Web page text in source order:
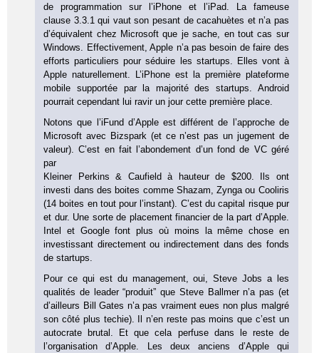
de programmation sur l’iPhone et l’iPad. La fameuse
clause 3.3.1 qui vaut son pesant de cacahuètes et n’a pas
d’équivalent chez Microsoft que je sache, en tout cas sur
Windows. Effectivement, Apple n’a pas besoin de faire des
efforts particuliers pour séduire les startups. Elles vont à
Apple naturellement. L’iPhone est la première plateforme
mobile supportée par la majorité des startups. Android
pourrait cependant lui ravir un jour cette première place.
Notons que l’iFund d’Apple est différent de l’approche de
Microsoft avec Bizspark (et ce n’est pas un jugement de
valeur). C’est en fait l’abondement d’un fond de VC géré
par
Kleiner Perkins & Caufield à hauteur de $200. Ils ont
investi dans des boites comme Shazam, Zynga ou Cooliris
(14 boites en tout pour l’instant). C’est du capital risque pur
et dur. Une sorte de placement financier de la part d’Apple.
Intel et Google font plus où moins la même chose en
investissant directement ou indirectement dans des fonds
de startups.
Pour ce qui est du management, oui, Steve Jobs a les
qualités de leader “produit” que Steve Ballmer n’a pas (et
d’ailleurs Bill Gates n’a pas vraiment eues non plus malgré
son côté plus techie). Il n’en reste pas moins que c’est un
autocrate brutal. Et que cela perfuse dans le reste de
l’organisation d’Apple. Les deux anciens d’Apple qui